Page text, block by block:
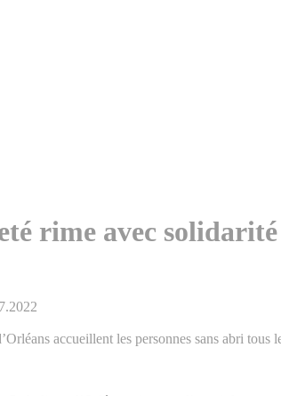
rime avec solidarité
accueillent les personnes sans abri